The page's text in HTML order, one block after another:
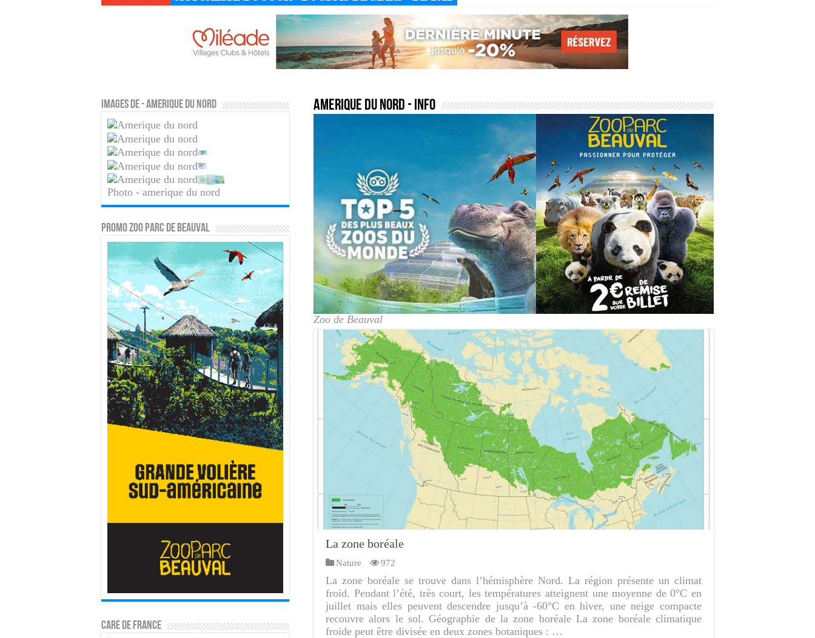
amerique du nord - Info
Zoo de Beauval
La zone boréale
Nature 972
La zone boréale se trouve dans l’hémisphère Nord. La région présente un climat
froid. Pendant l’été, très court, les températures atteignent une moyenne de 0°C en
juillet mais elles peuvent descendre jusqu’à -60°C en hiver, une neige compacte
recouvre alors le sol. Géographie de la zone boréale La zone boréale climatique
froide peut être divisée en deux zones botaniques : …
Images de - amerique du nord
Photo - amerique du nord
PROMO ZOO PARC DE BEAUVAL
CARE DE FRANCE